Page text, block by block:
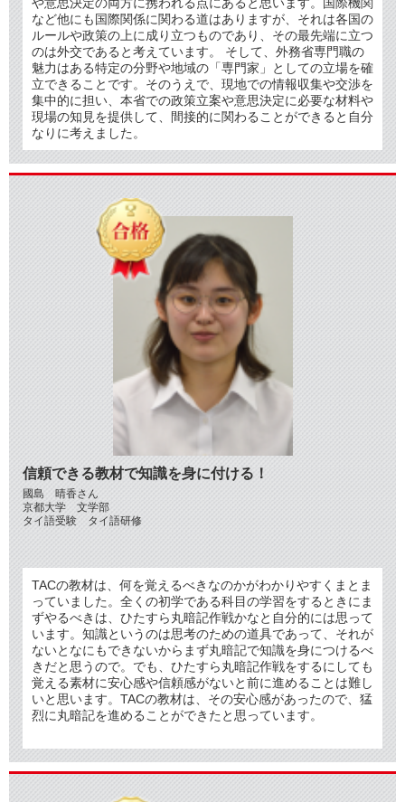
など他にも国際関係に関わる道はありますが、それは各国の
ルールや政策の上に成り立つものであり、その最先端に立つ
のは外交であると考えています。 そして、外務省専門職の
魅力はある特定の分野や地域の「専門家」としての立場を確
立できることです。そのうえで、現地での情報収集や交渉を
集中的に担い、本省での政策立案や意思決定に必要な材料や
現場の知見を提供して、間接的に関わることができると自分
なりに考えました。
信頼できる教材で知識を身に付ける！
國島 晴香さん
京都大学 文学部
タイ語受験 タイ語研修
TACの教材は、何を覚えるべきなのかがわかりやすくまとま
っていました。全くの初学である科目の学習をするときにま
ずやるべきは、ひたすら丸暗記作戦かなと自分的には思って
います。知識というのは思考のための道具であって、それが
ないとなにもできないからまず丸暗記で知識を身につけるべ
きだと思うので。でも、ひたすら丸暗記作戦をするにしても
覚える素材に安心感や信頼感がないと前に進めることは難し
いと思います。TACの教材は、その安心感があったので、猛
烈に丸暗記を進めることができたと思っています。